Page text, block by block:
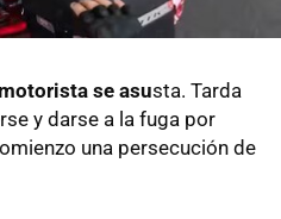
se asusta. Tarda
y darse a la fuga por
una persecución de